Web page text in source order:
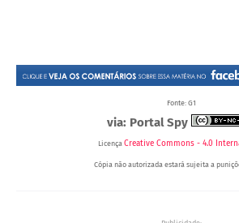
Fonte: G1
via: Portal Spy
Licença Creative Commons - 4.0
Cópia não autorizada estará sujeita a